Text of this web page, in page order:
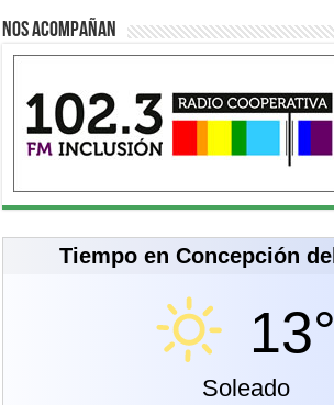
Nos acompañan
Tiempo en Concepción
13°
Soleado